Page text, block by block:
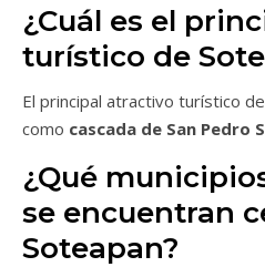
¿Cuál es el
turístico de
El principal atractivo turístico
como cascada de San Pedro
¿Qué
se encuentran
Soteapan?